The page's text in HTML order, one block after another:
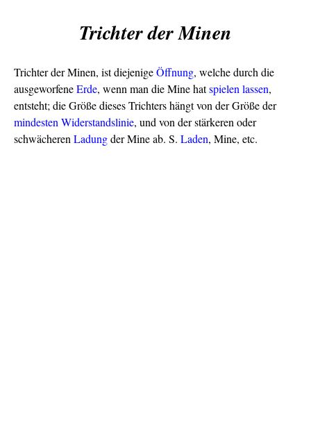
Trichter der Minen
Trichter der Minen, ist diejenigeÖffnung, welche durch die
ausgeworfeneErde, wenn man die Mine hatspielen lassen,
entsteht; die Größe dieses Trichters hängt von der Größe der
mindesten Widerstandslinie, und von der stärkeren oder
schwächerenLadungder Mine ab. S. Laden, Mine, etc.